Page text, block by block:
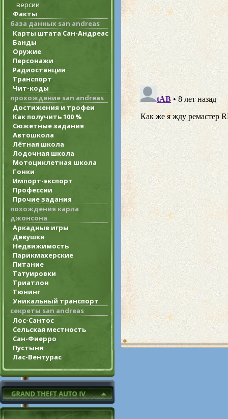
версии
Факты
база данных san andreas
Карты штата Сан-Андреас
Банды
Оружие
Персонажи
Радиостанции
Транспорт
Чит-коды
прохождение san andreas
Достижения и трофеи
Как получить 100 %
Сюжетные задания
Автошкола
Лётная школа
Лодочная школа
Мотоциклетная школа
Гонки
Импорт-экспорт
Профессии
Прочие задания
похождения карла
джонсона
Аркадные игры
Девушки
Недвижимость
Парикмахерские
Питание
Татуировки
Триатлон
Тюнинг
Уникальный транспорт
секреты san andreas
Лос-Сантос
Сельская местность
Сан-Фиерро
Пустыня
Лас-Вентурас